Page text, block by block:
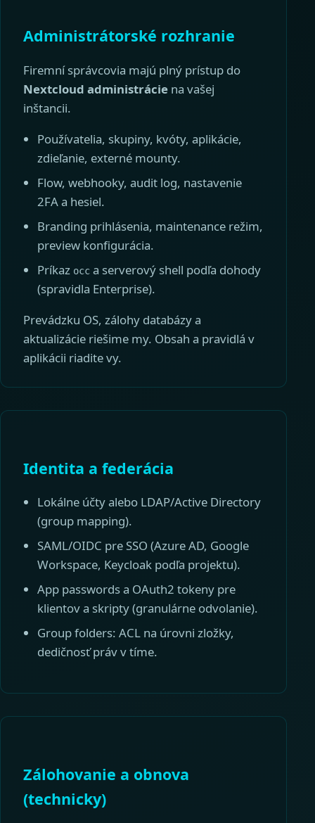
Administrátorské rozhranie
Firemní správcovia majú plný prístup do
Nextcloud administrácie na vašej
inštancii.
Používatelia, skupiny, kvóty, aplikácie,
zdieľanie, externé mounty.
Flow, webhooky, audit log, nastavenie
2FA a hesiel.
Branding prihlásenia, maintenance režim,
preview konfigurácia.
Príkaz occ a serverový shell podľa dohody
(spravidla Enterprise).
Prevádzku OS, zálohy databázy a
aktualizácie riešime my. Obsah a pravidlá v
aplikácii riadite vy.
Identita a federácia
Lokálne účty alebo LDAP/Active Directory
(group mapping).
SAML/OIDC pre SSO (Azure AD, Google
Workspace, Keycloak podľa projektu).
App passwords a OAuth2 tokeny pre
klientov a skripty (granulárne odvolanie).
Group folders: ACL na úrovni zložky,
dedičnosť práv v tíme.
Zálohovanie a obnova
(technicky)